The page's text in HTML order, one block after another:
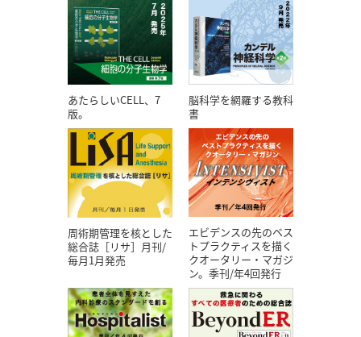
あたらしいCELL、7
版。
脳科学を網羅する教科
書
周術期管理を核とした
総合誌［リサ］月刊/
毎月1月発売
エビデンスの先のベス
トプラクティスを描く
クオータリー・マガジ
ン。季刊/年4回発行